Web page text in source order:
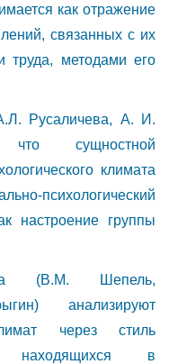
как отражение
связанных с их
труда, методами его
Русаличева, А. И.
что сущностной
климата
психологический
настроение группы
(В.М. Шепель,
анализируют
через стиль
находящихся в